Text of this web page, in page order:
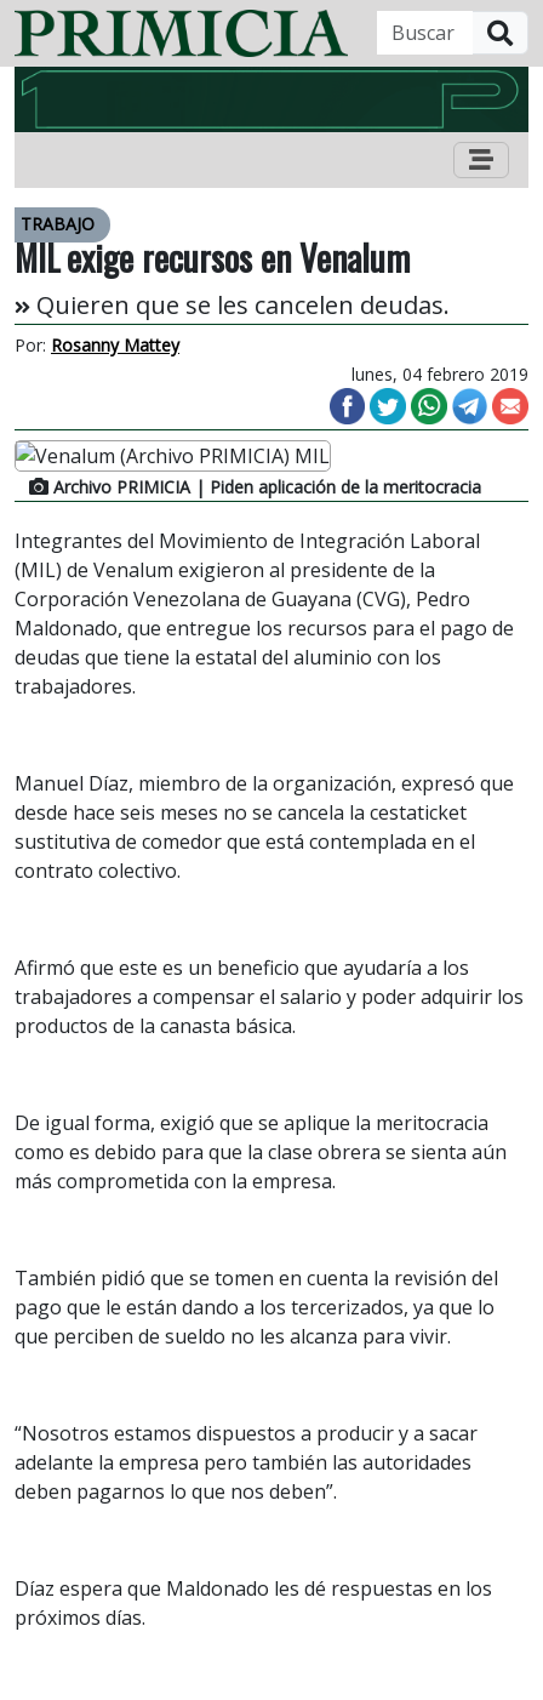
TRABAJO
MIL exige recursos en Venalum
Quieren que se les cancelen deudas.
Por: Rosanny Mattey
lunes, 04 febrero 2019
Archivo PRIMICIA| Piden aplicación de la meritocracia
Integrantes del Movimiento de Integración Laboral
(MIL) de Venalum exigieron al presidente de la
Corporación Venezolana de Guayana (CVG), Pedro
Maldonado, que entregue los recursos para el pago de
deudas que tiene la estatal del aluminio con los
trabajadores.
Manuel Díaz, miembro de la organización, expresó que
desde hace seis meses no se cancela la cestaticket
sustitutiva de comedor que está contemplada en el
contrato colectivo.
Afirmó que este es un beneficio que ayudaría a los
trabajadores a compensar el salario y poder adquirir los
productos de la canasta básica.
De igual forma, exigió que se aplique la meritocracia
como es debido para que la clase obrera se sienta aún
más comprometida con la empresa.
También pidió que se tomen en cuenta la revisión del
pago que le están dando a los tercerizados, ya que lo
que perciben de sueldo no les alcanza para vivir.
“Nosotros estamos dispuestos a producir y a sacar
adelante la empresa pero también las autoridades
deben pagarnos lo que nos deben”.
Díaz espera que Maldonado les dé respuestas en los
próximos días.